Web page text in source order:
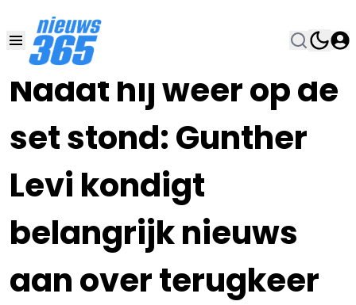
Nadat hij weer op de
set stond: Gunther
Levi kondigt
belangrijk nieuws
aan over terugkeer
07 JUN 2024, 11:30